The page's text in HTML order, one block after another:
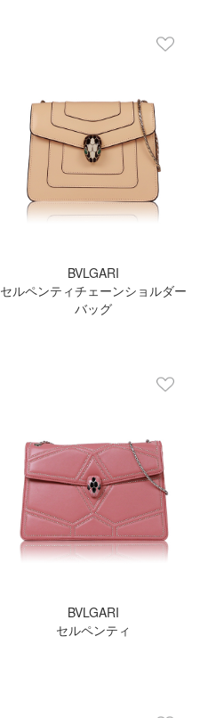
BVLGARI
セルペンティチェーンショルダー
バッグ
BVLGARI
セルペンティ